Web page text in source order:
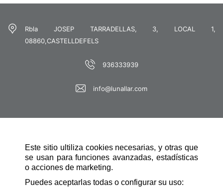
Este sitio ultiliza cookies necesarias, y otras que
se usan para funciones avanzadas, estadísticas
o acciones de marketing.
Puedes aceptarlas todas o configurar su uso:
Rbla JOSEP TARRADELLAS, 3, LOCAL 1,
08860,CASTELLDEFELS
936333939
info@lunallar.com
NAVEGACIÓN RÁPIDA